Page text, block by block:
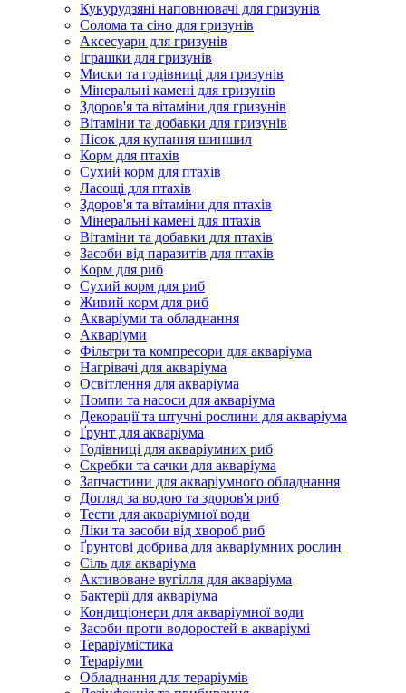
Кукурудзяні наповнювачі для гризунів
Солома та сіно для гризунів
Аксесуари для гризунів
Іграшки для гризунів
Миски та годівниці для гризунів
Мінеральні камені для гризунів
Здоров'я та вітаміни для гризунів
Вітаміни та добавки для гризунів
Пісок для купання шиншил
Корм для птахів
Сухий корм для птахів
Ласощі для птахів
Здоров'я та вітаміни для птахів
Мінеральні камені для птахів
Вітаміни та добавки для птахів
Засоби від паразитів для птахів
Корм для риб
Сухий корм для риб
Живий корм для риб
Акваріуми та обладнання
Акваріуми
Фільтри та компресори для акваріума
Нагрівачі для акваріума
Освітлення для акваріума
Помпи та насоси для акваріума
Декорації та штучні рослини для акваріума
Ґрунт для акваріума
Годівниці для акваріумних риб
Скребки та сачки для акваріума
Запчастини для акваріумного обладнання
Догляд за водою та здоров'я риб
Тести для акваріумної води
Ліки та засоби від хвороб риб
Ґрунтові добрива для акваріумних рослин
Сіль для акваріума
Активоване вугілля для акваріума
Бактерії для акваріума
Кондиціонери для акваріумної води
Засоби проти водоростей в акваріумі
Тераріумістика
Тераріуми
Обладнання для тераріумів